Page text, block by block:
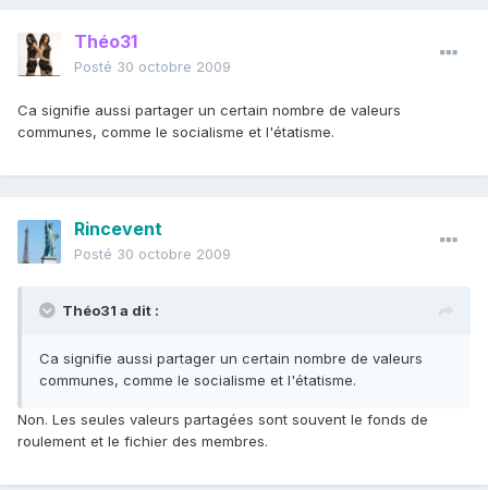
Théo31
Posté 30 octobre 2009
Ca signifie aussi partager un certain nombre de valeurs
communes, comme le socialisme et l'étatisme.
Rincevent
Posté 30 octobre 2009
Théo31 a dit :
Ca signifie aussi partager un certain nombre de valeurs
communes, comme le socialisme et l'étatisme.
Non. Les seules valeurs partagées sont souvent le fonds de
roulement et le fichier des membres.